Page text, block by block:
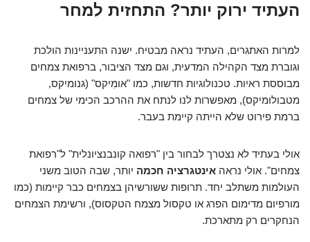
העתיד ירוק יותר? התחזית למחר
למרות האתגרים, העתיד נראה מבטיח. ישנה התעניינות הולכת
וגוברת מצד הקהילה המדעית, וגם מצד הציבור, ברפואת צמחים
מבוססת ראיות. טכנולוגיות חדשות, כמו "אומִיקס" (גנומיקס,
מטבולומיקס), מאפשרות לנו לנתח את ההרכב הכימי של צמחים
ברמת פירוט שלא הייתה קיימת בעבר.
אולי בעתיד לא נצטרך לבחור בין "רפואה קונבנציונלית" ל"רפואת
צמחים". אולי נראה אינטגרציה חכמה יותר, שבה הטוב משני
העולמות משתלב יחד. תרופות ששורשיהן בצמחים כבר קיימות (כמו
מורפיום מדימום הפרג או טקסול מצמח הטקסוס), ורשימת הצמחים
הנחקרים רק מתארכת.